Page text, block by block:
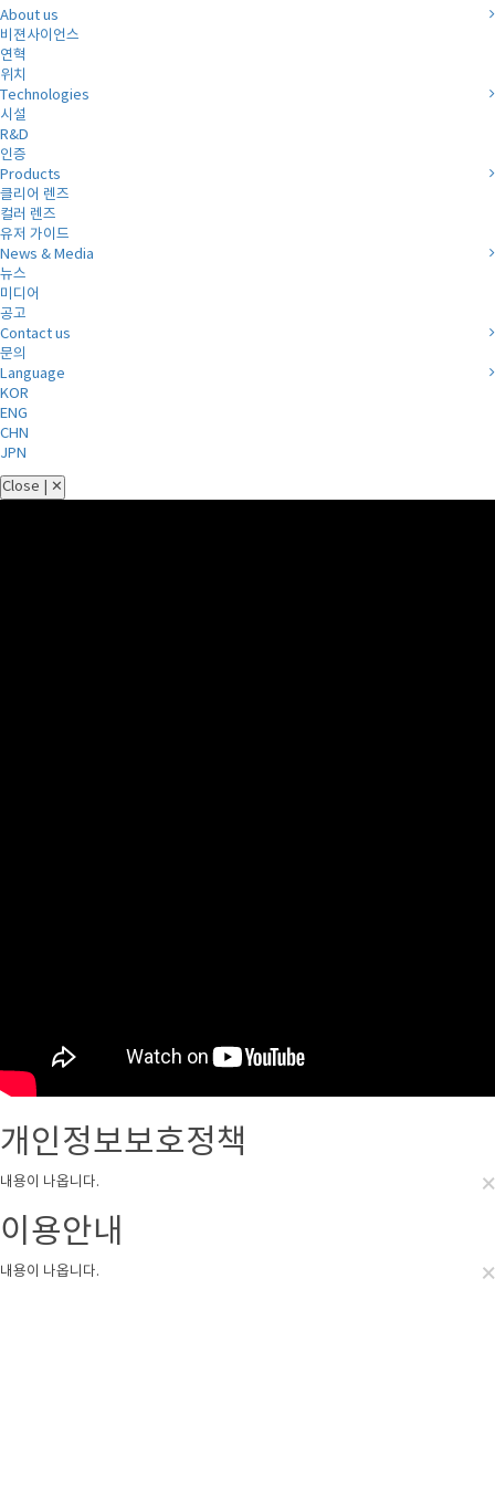
About us
비젼사이언스
연혁
위치
Technologies
시설
R&D
인증
Products
클리어 렌즈
컬러 렌즈
유저 가이드
News & Media
뉴스
미디어
공고
Contact us
문의
Language
KOR
ENG
CHN
JPN
Close | ✕
개인정보보호정책
×
내용이 나옵니다.
이용안내
×
내용이 나옵니다.